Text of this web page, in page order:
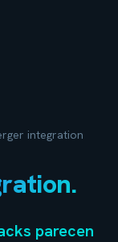
integration
parecen